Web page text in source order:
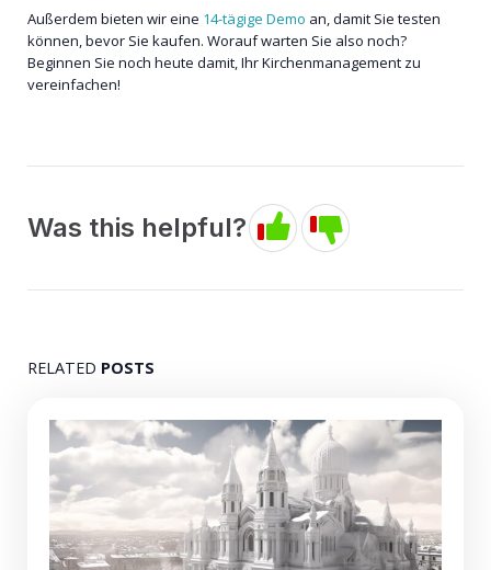
Außerdem bieten wir eine 14-tägige Demo an, damit Sie testen
können, bevor Sie kaufen. Worauf warten Sie also noch?
Beginnen Sie noch heute damit, Ihr Kirchenmanagement zu
vereinfachen!
Was this helpful?
RELATED POSTS